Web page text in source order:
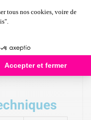
de la
produits Intex.